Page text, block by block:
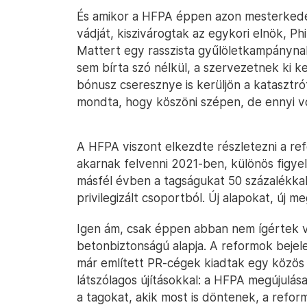
És amikor a HFPA éppen azon
vádját, kiszivárogtak az egykori elnök,
Mattert egy rasszista
sem bírta szó nélkül, a szervezetnek ki
bónusz cseresznye is kerüljön a
mondta, hogy köszöni szépen, de ennyi
A HFPA viszont elkezdte részletezni a
akarnak felvenni 2021-ben, különös
másfél évben a tagságukat 50
privilegizált csoportból. Új alapokat, új
Igen ám, csak éppen abban nem ígértek
betonbiztonságú alapja. A reformok
már említett PR-cégek kiadtak egy
látszólagos újításokkal: a HFPA
a tagokat, akik most is döntenek, a